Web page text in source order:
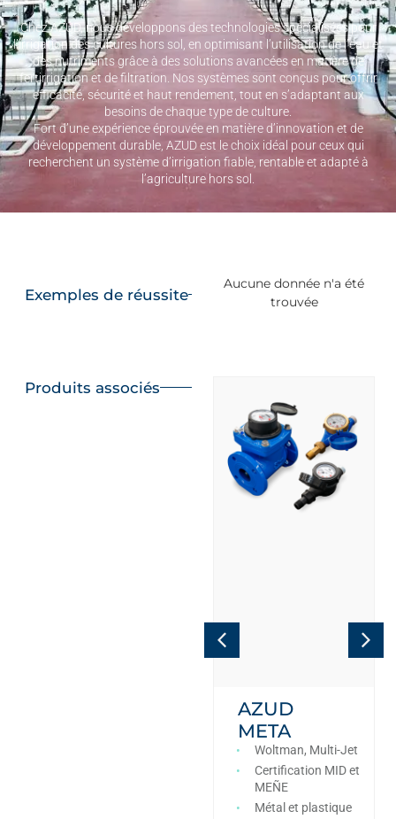
Chez AZUD, nous développons des technologies spécialisées pour
l’irrigation des cultures hors sol, en optimisant l’utilisation de l’eau et
des nutriments grâce à des solutions avancées en matière de
fertirrigation et de filtration. Nos systèmes sont conçus pour offrir
efficacité, sécurité et haut rendement, tout en s’adaptant aux
besoins de chaque type de culture.
Fort d’une expérience éprouvée en matière d’innovation et de
développement durable, AZUD est le choix idéal pour ceux qui
recherchent un système d’irrigation fiable, rentable et adapté à
l’agriculture hors sol.
Exemples de réussite
Aucune donnée n'a été
trouvée
Produits associés
AZUD
META
Woltman, Multi-Jet
Certification MID et
MEÑE
Métal et plastique